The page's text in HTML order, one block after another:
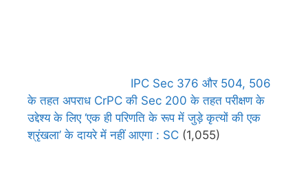
IPC Sec 376 और 504, 506
के तहत अपराध CrPC की Sec 200 के तहत परीक्षण के
उद्देश्य के लिए ‘एक ही परिणति के रूप में जुड़े कृत्यों की एक
श्रृंखला’ के दायरे में नहीं आएगा : SC (1,055)